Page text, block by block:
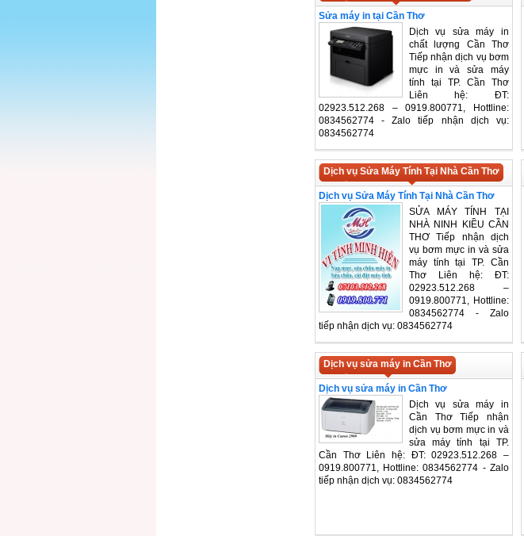
Sửa máy in tại Cần Thơ
Dịch vụ sửa máy in
chất lượng Cần Thơ
Tiếp nhận dịch vụ bơm
mực in và sửa máy
tính tại TP. Cần Thơ
Liên hệ: ĐT:
02923.512.268 – 0919.800771, Hottline:
0834562774 - Zalo tiếp nhận dịch vụ:
0834562774
Dịch vụ Sửa Máy Tính Tại Nhà Cần Thơ
Dịch vụ Sửa Máy Tính Tại Nhà Cần Thơ
SỬA MÁY TÍNH TẠI
NHÀ NINH KIỀU CẦN
THƠ Tiếp nhận dịch
vụ bơm mực in và sửa
máy tính tại TP. Cần
Thơ Liên hệ: ĐT:
02923.512.268 –
0919.800771, Hottline:
0834562774 - Zalo
tiếp nhận dịch vụ: 0834562774
Dịch vụ sửa máy in Cần Thơ
Dịch vụ sửa máy in Cần Thơ
Dịch vụ sửa máy in
Cần Thơ Tiếp nhận
dịch vụ bơm mực in và
sửa máy tính tại TP.
Cần Thơ Liên hệ: ĐT: 02923.512.268 –
0919.800771, Hottline: 0834562774 - Zalo
tiếp nhận dịch vụ: 0834562774